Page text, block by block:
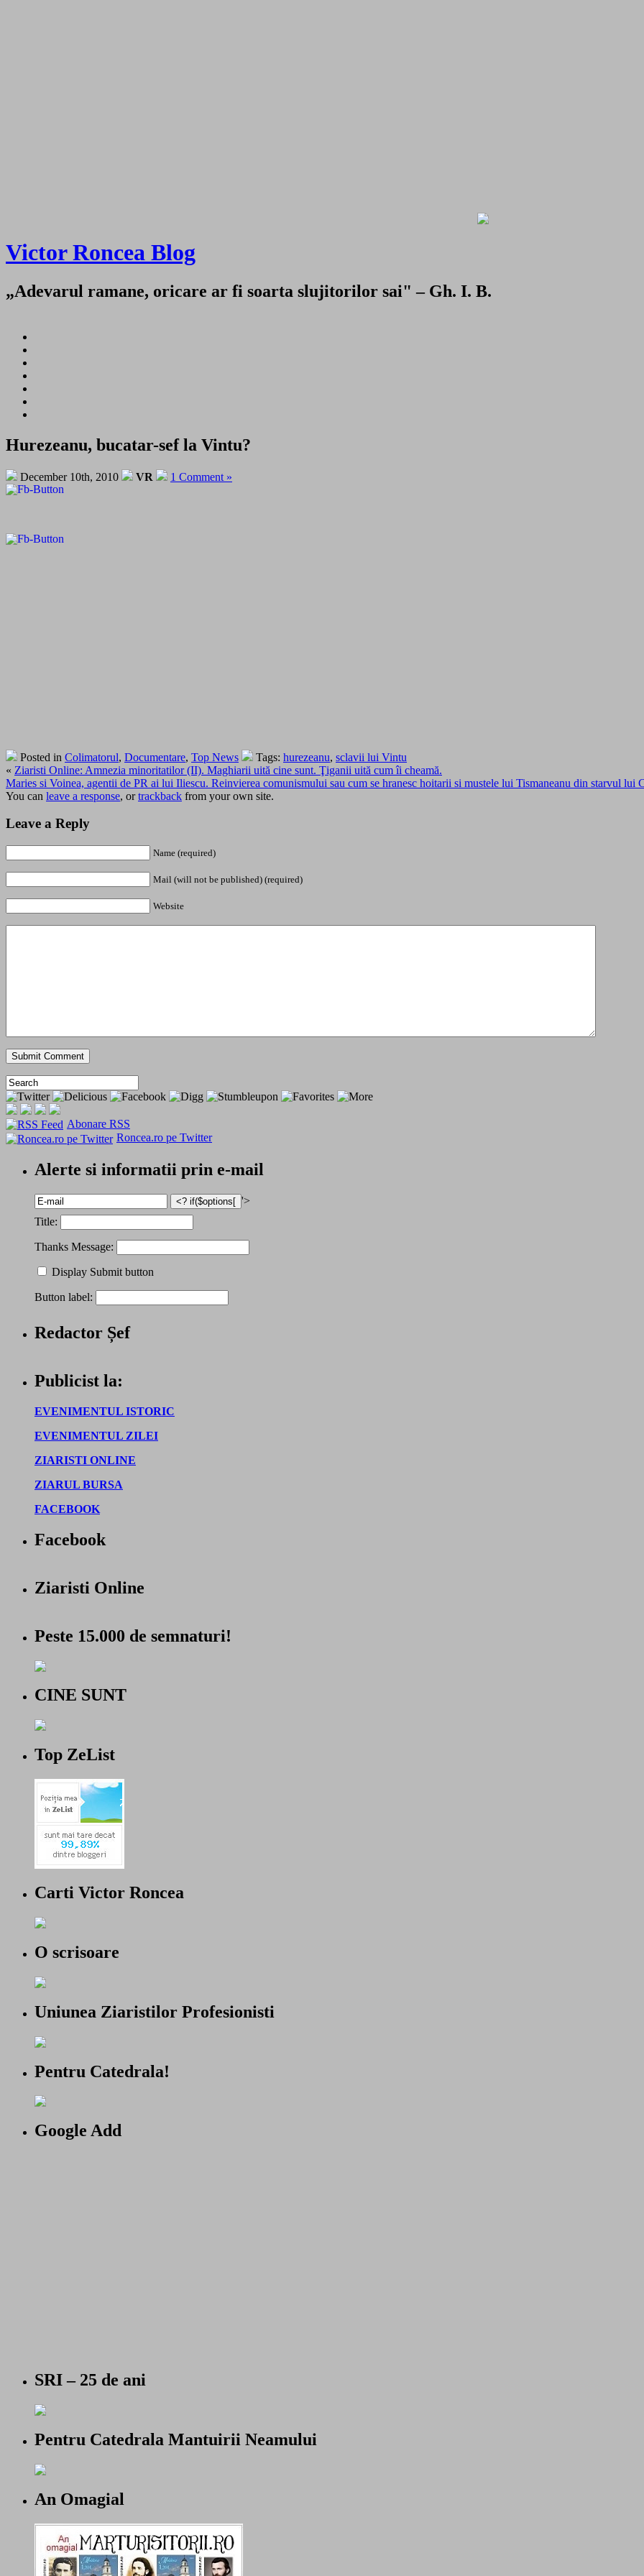
Victor Roncea Blog
„Adevarul ramane, oricare ar fi soarta slujitorilor sai" – Gh. I. B.
Hurezeanu, bucatar-sef la Vintu?
December 10th, 2010 VR 1 Comment »
Posted in Colimatorul, Documentare, Top News Tags: hurezeanu, sclavii lui Vintu
« Ziaristi Online: Amnezia minoritatilor (II). Maghiarii uită cine sunt. Ţiganii uită cum îi cheamă.
Maries si Voinea, agentii de PR ai lui Iliescu. Reinvierea comunismului sau cum se hranesc hoitarii si mustele lui Tismaneanu din starvul lui
You can leave a response, ortrackback from your own site.
Leave a Reply
Name (required)
Mail (will not be published) (required)
Website
Abonare RSS
Roncea.ro pe Twitter
Alerte si informatii prin e-mail
'>
Title:
Thanks Message:
Display Submit button
Button label:
Redactor Șef
Publicist la:
EVENIMENTUL ISTORIC
EVENIMENTUL ZILEI
ZIARISTI ONLINE
ZIARUL BURSA
FACEBOOK
Facebook
Ziaristi Online
Peste 15.000 de semnaturi!
CINE SUNT
Top ZeList
Carti Victor Roncea
O scrisoare
Uniunea Ziaristilor Profesionisti
Pentru Catedrala!
Google Add
SRI – 25 de ani
Pentru Catedrala Mantuirii Neamului
An Omagial